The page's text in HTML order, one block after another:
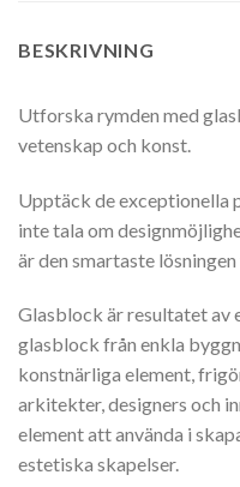
BESKRIVNING
Utforska rymden med
vetenskap och konst.
Upptäck de exceptionella
inte tala om
är den smartaste
Glasblock är resultatet
glasblock från enkla
konstnärliga element,
arkitekter, designers och
element att använda i
estetiska skapelser.